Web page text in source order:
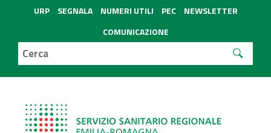
URP SEGNALA NUMERI UTILI PEC
NEWSLETTER
COMUNICAZIONE